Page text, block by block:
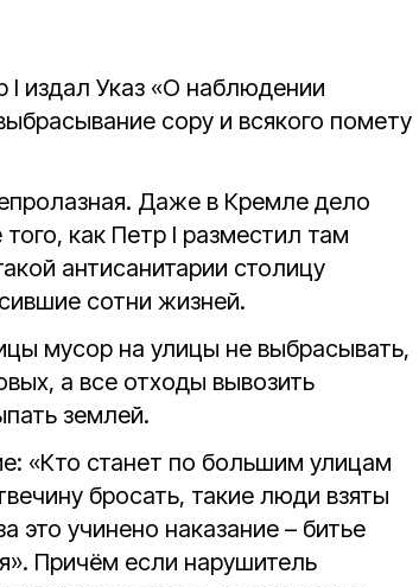
I издал Указ «О наблюдении
сору и всякого помету
Даже в Кремле дело
как Петр I разместил там
антисанитарии столицу
сотни жизней.
мусор на улицы не выбрасывать,
а все отходы вывозить
землей.
«Кто станет по большим улицам
бросать, такие люди взяты
это учинено наказание – битье
Причём если нарушитель